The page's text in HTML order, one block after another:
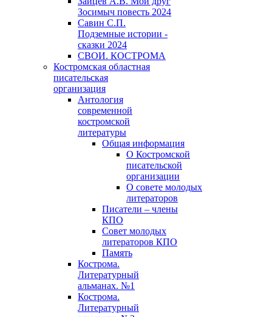
Зосимыч повесть 2024
Савин С.П.
Подземные истории -
сказки 2024
СВОИ. КОСТРОМА
Костромская областная
писательская
организация
Антология
современной
костромской
литературы
Общая информация
О Костромской
писательской
организации
О совете молодых
литераторов
Писатели – члены
КПО
Совет молодых
литераторов КПО
Память
Кострома.
Литературный
альманах. №1
Кострома.
Литературный